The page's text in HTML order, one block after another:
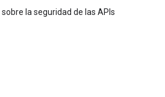
la seguridad de las APIs